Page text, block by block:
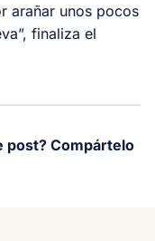
arañar unos pocos
finaliza el
post? Compártelo